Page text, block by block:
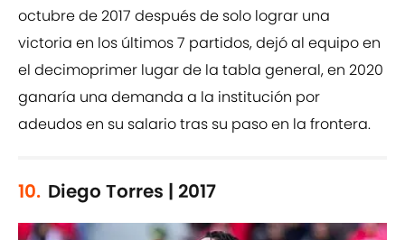
octubre de 2017 después de solo lograr una
victoria en los últimos 7 partidos, dejó al equipo en
el decimoprimer lugar de la tabla general, en 2020
ganaría una demanda a la institución por
adeudos en su salario tras su paso en la frontera.
10. Diego Torres | 2017